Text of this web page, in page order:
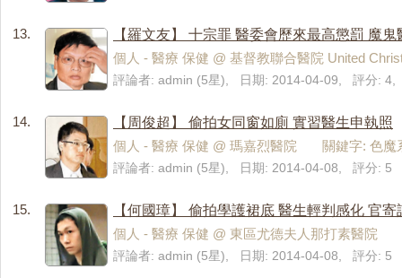
13.
【羅文友】 十宗罪 醫委會歷來最高懲罰 魔
個人 - 醫療 保健 @ 基督教聯合醫院 United
評論者: admin (5星), 日期: 2014-04-09, 評分: 4,
14.
【周俊超】 偷拍女同窗如廁 實習醫生申執照
個人 - 醫療 保健 @ 瑪嘉烈醫院 關鍵字: 色魔
評論者: admin (5星), 日期: 2014-04-08, 評分: 5
15.
【何國璋】 偷拍學護裙底 醫生輕判感化 官
個人 - 醫療 保健 @ 東區尤德夫人那打素醫院
評論者: admin (5星), 日期: 2014-04-08, 評分: 5